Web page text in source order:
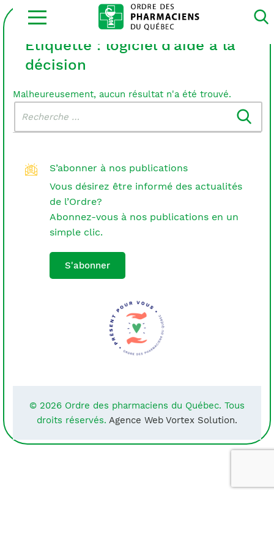
Ouvrir
la
site
Étiquette : logiciel d’aide à la
décision
Malheureusement, aucun résultat n'a été trouvé.
dans
le
S’abonner à nos publications
Vous désirez être informé des actualités
de l’Ordre?
Abonnez-vous à nos publications en un
simple clic.
S'abonner
© 2026 Ordre des pharmaciens du Québec. Tous
droits réservés. Agence Web Vortex Solution.